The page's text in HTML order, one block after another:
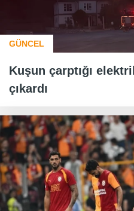
GÜNCEL
Kuşun çarptığı
çıkardı